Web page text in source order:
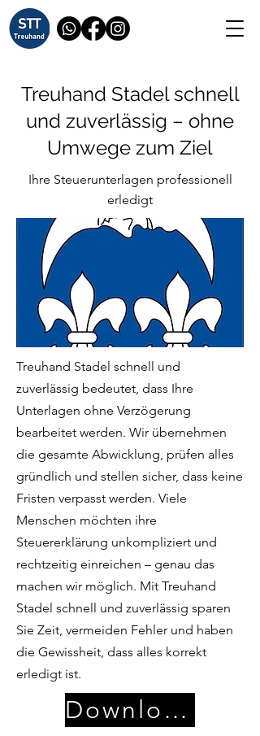
Treuhand Stadel schnell
und zuverlässig – ohne
Umwege zum Ziel
Ihre Steuerunterlagen professionell
erledigt
Treuhand Stadel schnell und
zuverlässig bedeutet, dass Ihre
Unterlagen ohne Verzögerung
bearbeitet werden. Wir übernehmen
die gesamte Abwicklung, prüfen alles
gründlich und stellen sicher, dass keine
Fristen verpasst werden. Viele
Menschen möchten ihre
Steuererklärung unkompliziert und
rechtzeitig einreichen – genau das
machen wir möglich. Mit Treuhand
Stadel schnell und zuverlässig sparen
Sie Zeit, vermeiden Fehler und haben
die Gewissheit, dass alles korrekt
erledigt ist.
Download